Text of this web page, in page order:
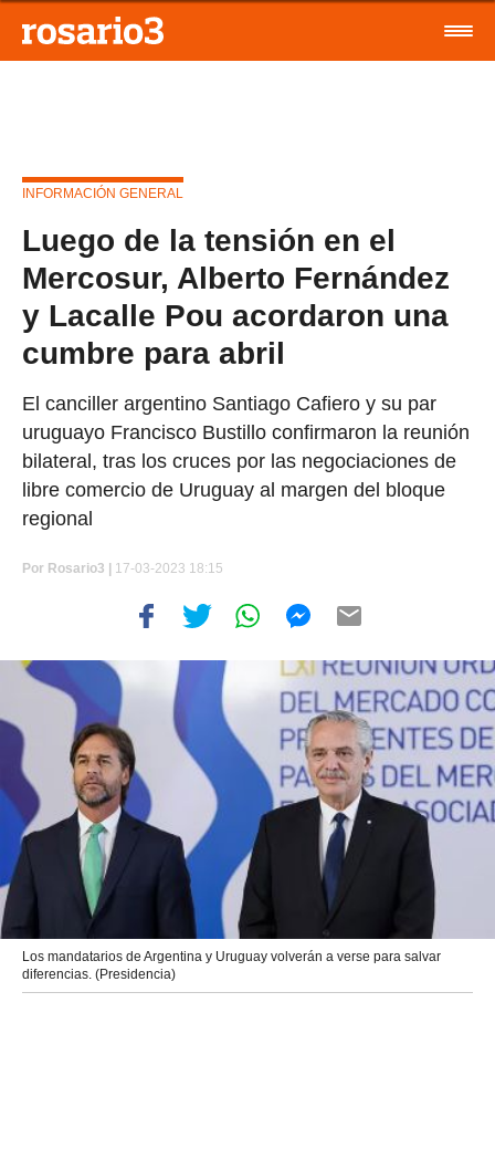
INFORMACIÓN GENERAL
Luego de la tensión en el
Mercosur, Alberto Fernández
y Lacalle Pou acordaron una
cumbre para abril
El canciller argentino Santiago Cafiero y su par
uruguayo Francisco Bustillo confirmaron la reunión
bilateral, tras los cruces por las negociaciones de
libre comercio de Uruguay al margen del bloque
regional
Por Rosario3 | 17-03-2023 18:15
Los mandatarios de Argentina y Uruguay volverán a verse para salvar
diferencias. (Presidencia)